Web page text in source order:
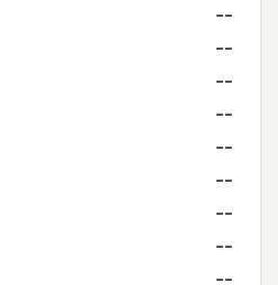
--
--
--
--
--
--
--
--
--